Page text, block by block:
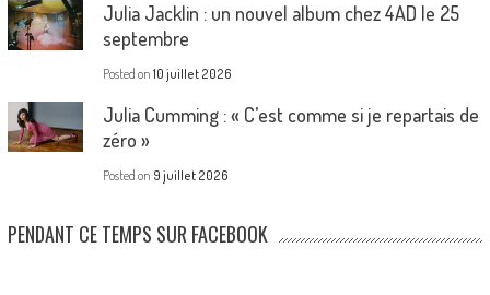
Julia Jacklin : un nouvel album chez 4AD le 25
septembre
Posted on 10 juillet 2026
Julia Cumming : « C’est comme si je repartais de
zéro »
Posted on 9 juillet 2026
PENDANT CE TEMPS SUR FACEBOOK